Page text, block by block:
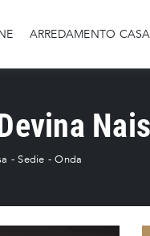
ARREDAMENTO CASA
Nais
- Sedie -Onda